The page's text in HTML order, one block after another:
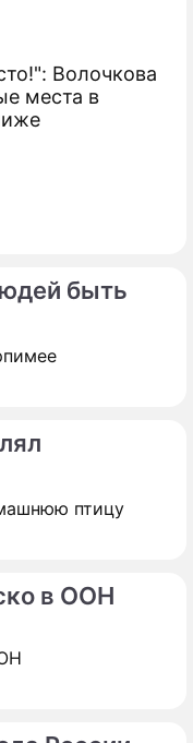
Волочкова
места в
для
Панин
быть
в ООН